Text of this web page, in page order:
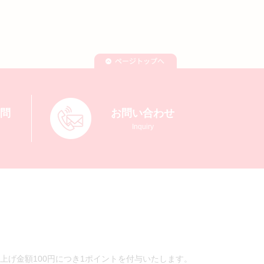
お問い合わせ
Inquiry
げ金額100円につき1ポイントを付与いたします。